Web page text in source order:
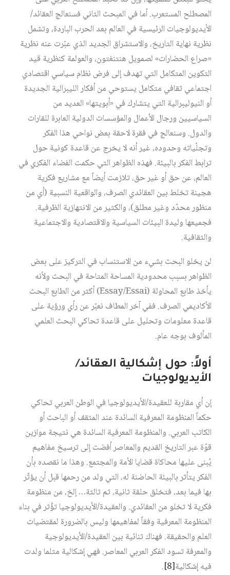
المصطلح المستعرب. أما في المبحث الثاني فسنعالج العقائد/
الأيديولوجيات الرئيسية في العالم بعد الحرب الباردة، وتشمل
نظرية نهاية التاريخ، والاستشراق الجديد الذي عبّرت عنه نظرية
«صراع الحضارات» لصمويل هنتنغتون، والعولمة كنظرية قيد
التكوين المتكامل التي تهدف إلى فرض نظام سياسي اقتصادي
اجتماعي ثقافي متكامل يستوحي من أفكار الليبرالية الجديدة
أو النيوليبرالية التي يتشارك في «أبويتها» العديد من
السياسيين ورجال الأعمال والمؤسسات الدولية العابرة للقارات
والدول. وسنعالج في فقرة لاحقة بعض نواحي هذا الفكر
وتجلّياته وحدوده، غير أنه لا يخرج عن قاعدة كونية حول
ترابط الفكر بالبيئة. فهذه الظواهر التي حكمت الفضاء الفكري في
العالم، عن حق أو غير حق، تلازمت أيضاً مع مشاريع فكرية
هجينة تخلط بين العقائدي الصرف، والواقعية النسبية (أي من
منظور محدّد وغير مطلق)، والكثير من الانتهازية الظرفية.
فجميعها وليدة البيئات السياسية والاقتصادية والاجتماعية
والثقافية.
لن يخلو البحث بشيء من الاستنساب في التركيز على بعض
الظواهر بسبب محدودية المساحة المتاحة في البحث ولأنه
يأخذ طابع المحاولة (Essay/Essai) أكثر من الطابع البحث
الأكاديمي الصرف. ففي آخر المطاف نعبّر عن رأي ورؤية على
قاعدة معلومات وتحليل على قاعدة تحاكي البحث العلمي
المألوف بوجه عام.
أولاً: حول إشكالية العقائد/
الأيديولوجيات
إن أي مقاربة للعقيدة/الأيديولوجيا في الوطن العربي تحاكي
حكماً المنظومة المعرفية السائدة عند المثقف أو الباحث أو
الكاتب العربي. والمنظومة المعرفية السائدة هي نتيجة موازين
قوّة عبر التاريخ القديم والمعاصر أفضت إلى ترسيخ مفاهيم
يُبنى عليها محاكاة قضايا الأمة والمجتمع. وهذا ما نقصده بأن
الفكر يتأثر بالبيئة الحاضنة له، التي ولد من رحمها قبل أن يؤثّر
بها فيما بعد، فتخلق حلقة ثانية، ثم ثالثة… إلخ، من منظومة
فكرية لا تخلو من العقائدي. والعقيدة/الأيديولوجيا تؤّثر في بناء
المنظومة المعرفية وفقاً لمفاهيمها وليس بالضرورة لمقتضيات
العلم والحقيقة. فهناك ثنائية بين العقيدة/الأيديولوجية
والمعرفة تسود الفكر العربي المعاصر. فهي إشكالية مثلما ولدت
فيه إشكالية‏[8]
.